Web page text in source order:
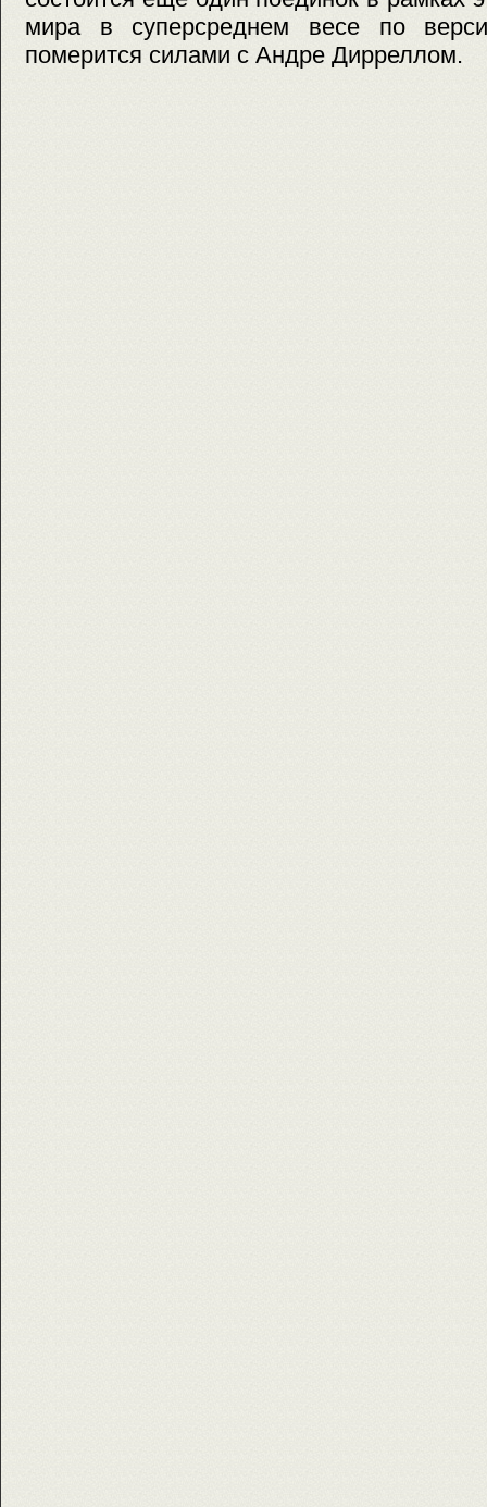
мира в суперсреднем весе по
померится силами с Андре Дирреллом.